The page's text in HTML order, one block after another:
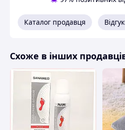
Каталог продавця
Схоже в інших